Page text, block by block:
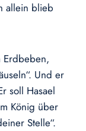
allein blieb
Erdbeben,
Und er
soll Hasael
König über
Stelle“.